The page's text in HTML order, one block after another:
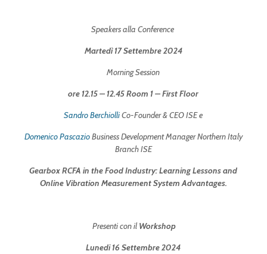
Speakers alla Conference
Martedì 17 Settembre 2024
Morning Session
ore 12.15 – 12.45 Room 1 – First Floor
Sandro BerchiolliCo-Founder & CEO ISE e
Domenico PascazioBusiness Development Manager Northern Italy
Branch ISE
Gearbox RCFA in the Food Industry: Learning Lessons and
Online Vibration Measurement System Advantages.
Presenti con il Workshop
Lunedi 16 Settembre 2024